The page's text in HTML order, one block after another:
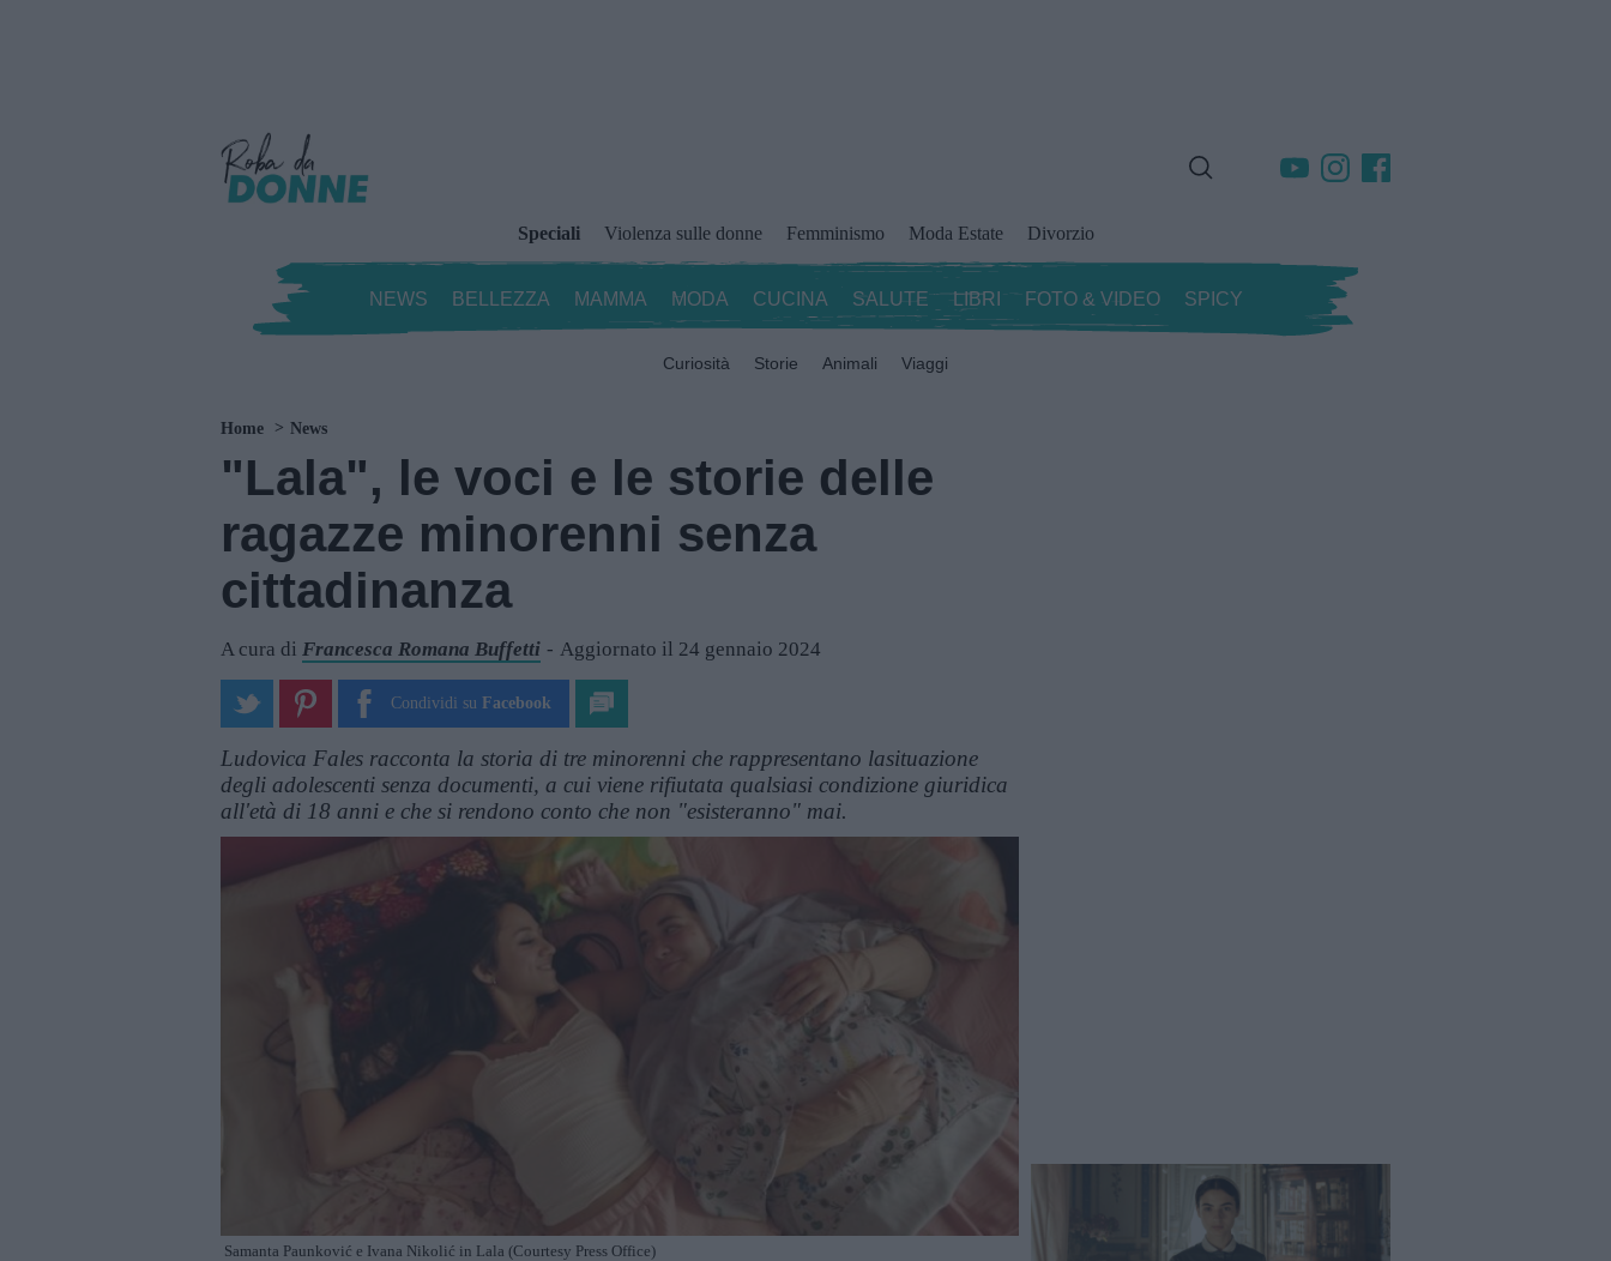
Speciali Violenza sulle donne Femminismo Moda Estate Divorzio
NEWS BELLEZZA MAMMA MODA CUCINA SALUTE LIBRI FOTO & VIDEO SPICY
Curiosità Storie Animali Viaggi
Home News
"Lala", le voci e le storie delle
ragazze minorenni senza
cittadinanza
A cura di Francesca Romana Buffetti Aggiornato il 24 gennaio 2024
Condividi su Facebook
Ludovica Fales racconta la storia di tre minorenni che rappresentano lasituazione
degli adolescenti senza documenti, a cui viene rifiutata qualsiasi condizione giuridica
all'età di 18 anni e che si rendono conto che non "esisteranno" mai.
Samanta Paunković e Ivana Nikolić in Lala (Courtesy Press Office)